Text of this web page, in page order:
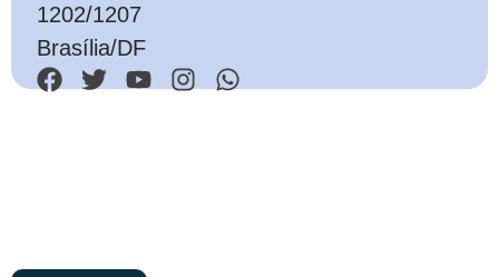
1202/1207
Brasília/DF